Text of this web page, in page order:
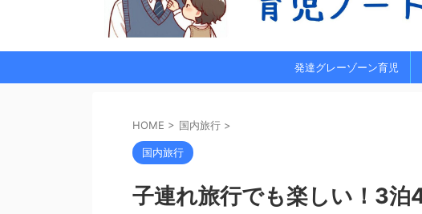
発達グレーゾーン育児
HOME > 国内旅行 >
国内旅行
子連れ旅行でも楽しい！3泊